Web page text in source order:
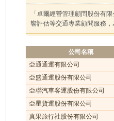
「卓爾經營管理顧問股份有
響評估等交通專業顧問服務，
公司名稱
亞通通運有限公司
亞盛通運股份有限公司
亞聯汽車客運股份有限公司
亞星貨運股份有限公司
真果旅行社股份有限公司